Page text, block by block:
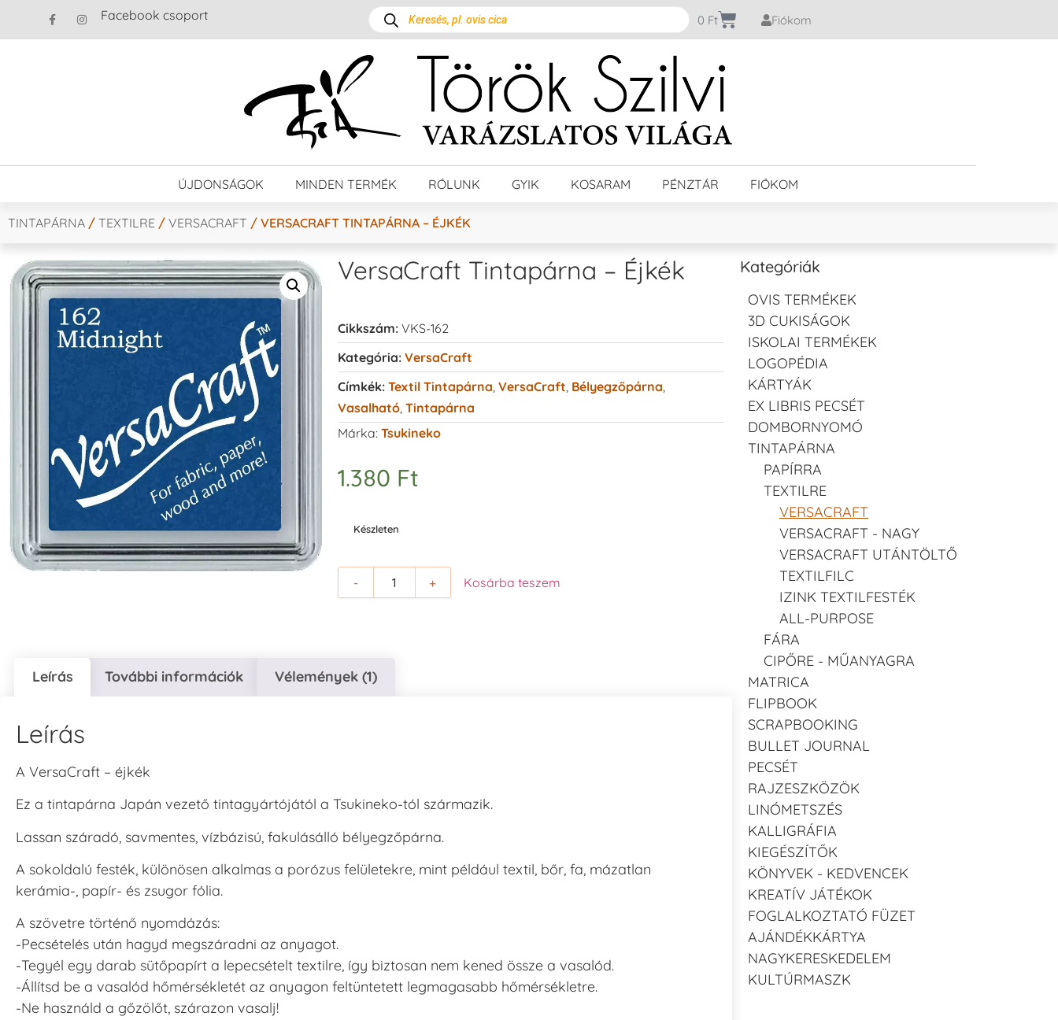
Facebook csoport 0 Ft Fiókom
ÚJDONSÁGOK MINDEN TERMÉK RÓLUNK GYIK KOSARAM PÉNZTÁR FIÓKOM
TINTAPÁRNA / TEXTILRE / VERSACRAFT / VERSACRAFT TINTAPÁRNA – ÉJKÉK
VersaCraft Tintapárna – Éjkék
Cikkszám: VKS-162
Kategória: VersaCraft
Címkék: Textil Tintapárna VersaCraft Bélyegzőpárna
Vasalható, Tintapárna
Márka: Tsukineko
1.380 Ft
Készleten
- + Kosárba teszem
Leírás További információk Vélemények (1)
Leírás
A VersaCraft – éjkék
Ez a tintapárna Japán vezető tintagyártójától a Tsukineko-tól származik.
Lassan száradó, savmentes, vízbázisú, fakulásálló bélyegzőpárna.
A sokoldalú festék, különösen alkalmas a porózus felületekre, mint például textil, bőr, fa, mázatlan
kerámia-, papír- és zsugor fólia.
A szövetre történő nyomdázás:
-Pecsételés után hagyd megszáradni az anyagot.
-Tegyél egy darab sütőpapírt a lepecsételt textilre, így biztosan nem kened össze a vasalód.
-Állítsd be a vasalód hőmérsékletét az anyagon feltüntetett legmagasabb hőmérsékletre.
-Ne használd a gőzölőt, szárazon vasalj!
Kategóriák
OVIS TERMÉKEK
3D CUKISÁGOK
ISKOLAI TERMÉKEK
LOGOPÉDIA
KÁRTYÁK
EX LIBRIS PECSÉT
DOMBORNYOMÓ
TINTAPÁRNA
PAPÍRRA
TEXTILRE
VERSACRAFT
VERSACRAFT - NAGY
VERSACRAFT UTÁNTÖLTŐ
TEXTILFILC
IZINK TEXTILFESTÉK
ALL-PURPOSE
FÁRA
CIPŐRE - MŰANYAGRA
MATRICA
FLIPBOOK
SCRAPBOOKING
BULLET JOURNAL
PECSÉT
RAJZESZKÖZÖK
LINÓMETSZÉS
KALLIGRÁFIA
KIEGÉSZÍTŐK
KÖNYVEK - KEDVENCEK
KREATÍV JÁTÉKOK
FOGLALKOZTATÓ FÜZET
AJÁNDÉKKÁRTYA
NAGYKERESKEDELEM
KULTÚRMASZK